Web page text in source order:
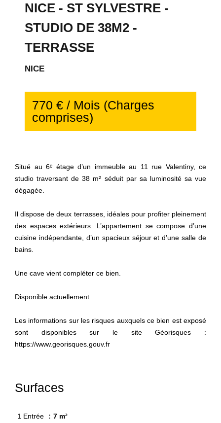
NICE - ST SYLVESTRE -
STUDIO DE 38M2 -
TERRASSE
NICE
770 € / Mois (Charges
comprises)
Situé au 6ᵉ étage d’un immeuble au 11 rue Valentiny, ce
studio traversant de 38 m² séduit par sa luminosité sa vue
dégagée.
Il dispose de deux terrasses, idéales pour profiter pleinement
des espaces extérieurs. L’appartement se compose d’une
cuisine indépendante, d’un spacieux séjour et d’une salle de
bains.
Une cave vient compléter ce bien.
Disponible actuellement
Les informations sur les risques auxquels ce bien est exposé
sont disponibles sur le site Géorisques :
https://www.georisques.gouv.fr
Surfaces
1 Entrée 7 m²